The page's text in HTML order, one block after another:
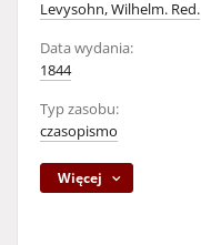
Levysohn, Wilhelm. Red.
Data wydania:
1844
Typ zasobu:
czasopismo
Więcej